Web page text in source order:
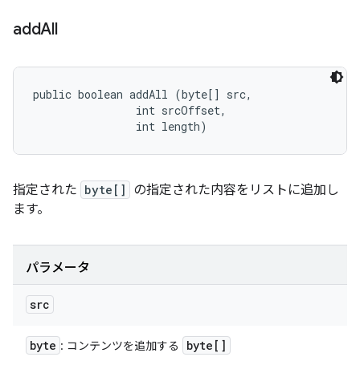
addAll
public boolean addAll (byte[] src,
                int srcOffset,
                int length)
指定された byte[]
の指定された内容をリストに追加し
ます。
パラメータ
src
byte : コンテンツを追加する byte[]